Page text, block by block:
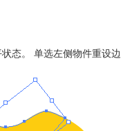
态。 单选左侧物件重设